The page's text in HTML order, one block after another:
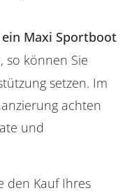
Maxi Sportboot
so können Sie
setzen. Im
achten
und
den Kauf Ihres